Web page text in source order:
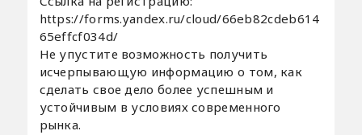
https://forms.yandex.ru/cloud/66eb82cdeb614
65effcf034d/
Не упустите возможность получить
исчерпывающую информацию о том, как
сделать свое дело более успешным и
устойчивым в условиях современного
рынка.